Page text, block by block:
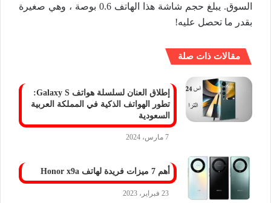
السوق. يبلغ حجم شاشة هذا الهاتف 0.6 بوصة ، وهي صغيرة
بقدر ما تحصل عليه!
مقالات ذات صلة
إطلاق العنان لسلسلة هواتف Galaxy S:
تطور الهواتف الذكية في المملكة العربية
السعودية
7 مارس، 2024
أهم 7 ميزات فريدة لهاتف Honor x9a
23 فبراير، 2023